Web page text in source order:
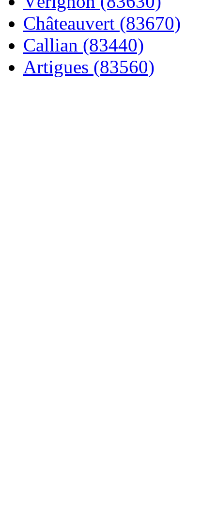
Châteauvert (83670)
Callian (83440)
Artigues (83560)